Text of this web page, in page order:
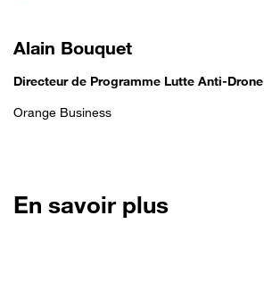
Alain Bouquet
Directeur de Programme Lutte Anti-Drone
Orange Business
En savoir plus